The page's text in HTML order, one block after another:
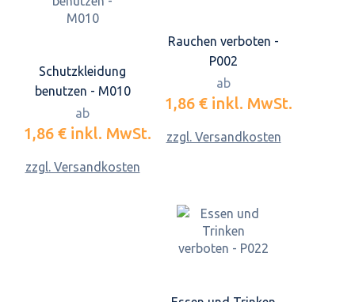
Schutzkleidung
benutzen - M010
ab
1,86 € inkl. MwSt.
zzgl. Versandkosten
Rauchen verboten -
P002
ab
1,86 € inkl. MwSt.
zzgl. Versandkosten